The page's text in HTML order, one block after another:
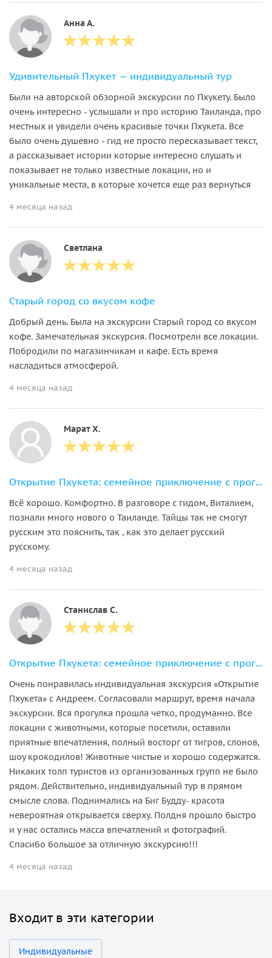
Анна А.
Удивительный Пхукет — индивидуальный тур
Были на авторской обзорной экскурсии по Пхукету. Было
очень интересно - услышали и про историю Таиланда, про
местных и увидели очень красивые точки Пхукета. Все
было очень душевно - гид не просто пересказывает текст,
а рассказывает истории которые интересно слушать и
показывает не только известные локации, но и
уникальные места, в которые хочется еще раз вернуться
4 месяца назад
Светлана
Старый город со вкусом кофе
Добрый день. Была на экскурсии Старый город со вкусом
кофе. Замечательная экскурсия. Посмотрели все локации.
Побродили по магазинчикам и кафе. Есть время
насладиться атмосферой.
4 месяца назад
Марат Х.
Открытие Пхукета: семейное приключение с прогулкой со слонами
Всё хорошо. Комфортно. В разговоре с гидом, Виталием,
познали много нового о Таиланде. Тайцы так не смогут
русским это пояснить, так , как это делает русский
русскому.
4 месяца назад
Станислав С.
Открытие Пхукета: семейное приключение с прогулкой со слонами
Очень понравилась индивидуальная экскурсия «Открытие
Пхукета» с Андреем. Согласовали маршрут, время начала
экскурсии. Вся прогулка прошла четко, продуманно. Все
локации с животными, которые посетили, оставили
приятные впечатления, полный восторг от тигров, слонов,
шоу крокодилов! Животные чистые и хорошо содержатся.
Никаких толп туристов из организованных групп не было
рядом. Действительно, индивидуальный тур в прямом
смысле слова. Поднимались на Биг Будду- красота
невероятная открывается сверху. Полдня прошло быстро
и у нас остались масса впечатлений и фотографий.
Спасибо большое за отличную экскурсию!!!
4 месяца назад
Входит в эти категории
Индивидуальные